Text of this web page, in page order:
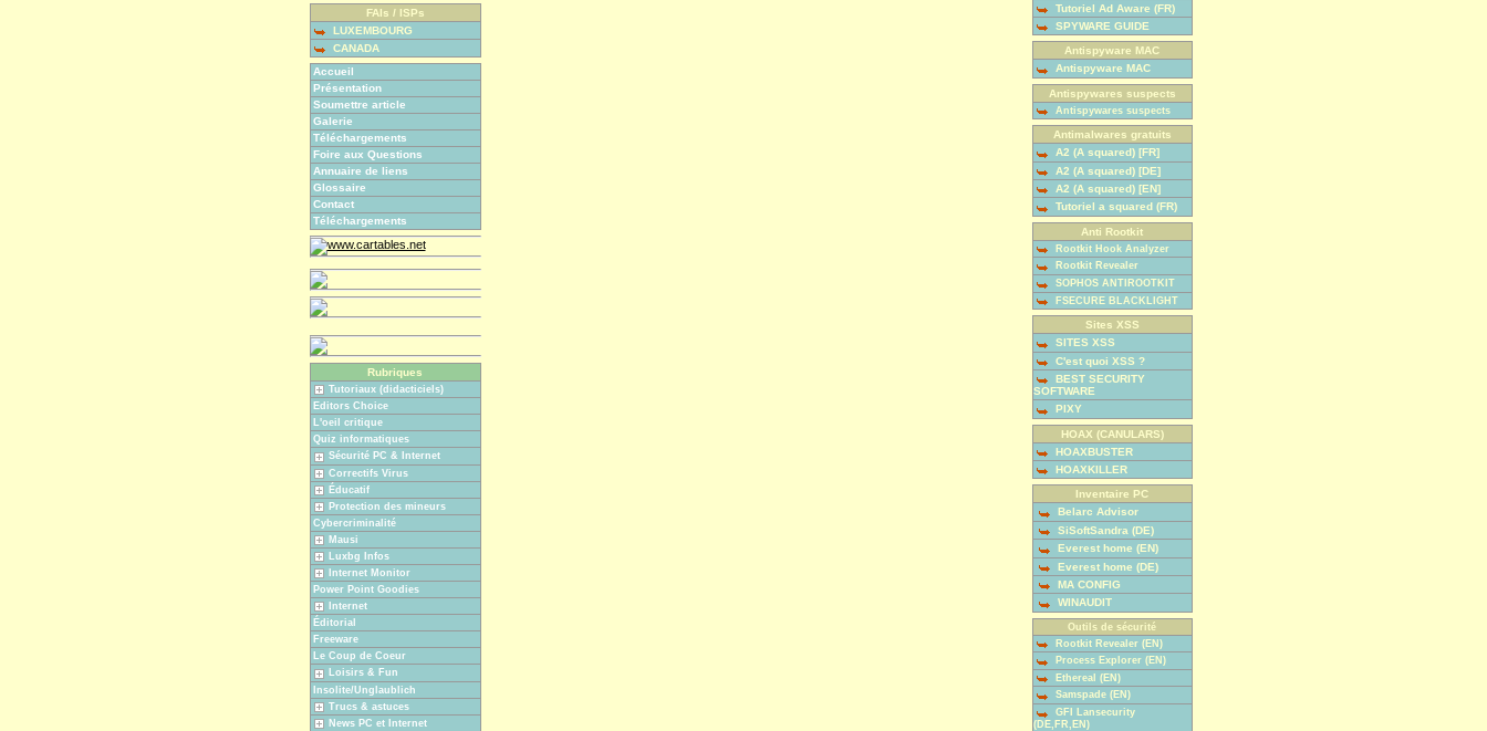
FAIs / ISPs
LUXEMBOURG
CANADA
Accueil
Présentation
Soumettre article
Galerie
Téléchargements
Foire aux Questions
Annuaire de liens
Glossaire
Contact
Téléchargements
Rubriques
Tutoriaux (didacticiels)
Editors Choice
L'oeil critique
Quiz informatiques
Sécurité PC & Internet
Correctifs Virus
Éducatif
Protection des mineurs
Cybercriminalité
Mausi
Luxbg Infos
Internet Monitor
Power Point Goodies
Internet
Éditorial
Freeware
Le Coup de Coeur
Loisirs & Fun
Insolite/Unglaublich
Trucs & astuces
News PC et Internet
Tutoriel Ad Aware (FR)
SPYWARE GUIDE
Antispyware MAC
Antispyware MAC
Antispywares suspects
Antispywares suspects
Antimalwares gratuits
A2 (A squared) [FR]
A2 (A squared) [DE]
A2 (A squared) [EN]
Tutoriel a squared (FR)
Anti Rootkit
Rootkit Hook Analyzer
Rootkit Revealer
SOPHOS ANTIROOTKIT
FSECURE BLACKLIGHT
Sites XSS
SITES XSS
C'est quoi XSS ?
BEST SECURITY
SOFTWARE
PIXY
HOAX (CANULARS)
HOAXBUSTER
HOAXKILLER
Inventaire PC
Belarc Advisor
SiSoftSandra (DE)
Everest home (EN)
Everest home (DE)
MA CONFIG
WINAUDIT
Outils de sécurité
Rootkit Revealer (EN)
Process Explorer (EN)
Ethereal (EN)
Samspade (EN)
GFI Lansecurity
(DE,FR,EN)